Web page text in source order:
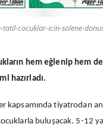
tatil-cocuklar-icin-solene-
hem eğlenip hem
hazırladı.
kapsamında tiyatrodan
buluşacak. 5-12